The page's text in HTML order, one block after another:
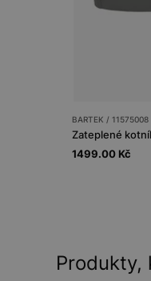
BARTEK / 11575008
1499.00 Kč
Produkty,